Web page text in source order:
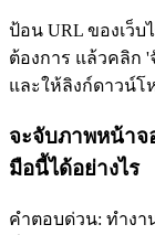
ป้อน URL ของเว็
ต้องการ แล้วคลิก
และให้ลิงก์ดาวน์
จะจับภาพหน้าจ
มือนี้ได้อย่างไร
คำตอบด่วน: ทำงา